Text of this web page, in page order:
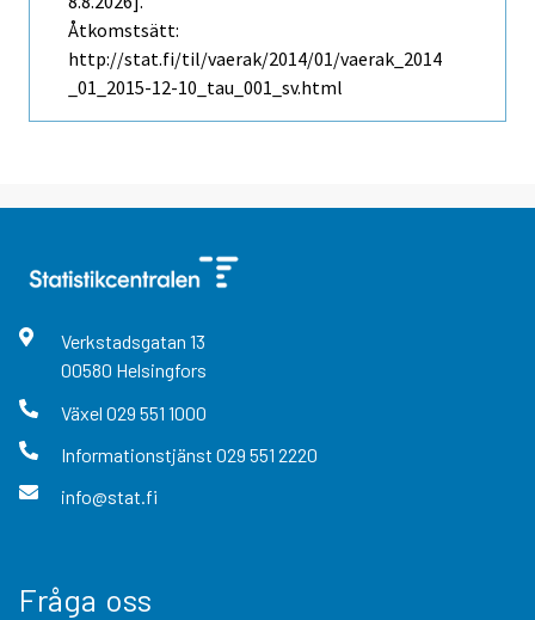
Åtkomstsätt:
http://stat.fi/til/vaerak/2014/01/vaerak_2014
_01_2015-12-10_tau_001_sv.html
Verkstadsgatan 13
00580 Helsingfors
Växel 029 551 1000
Informationstjänst 029 551 2220
info@stat.fi
Fråga oss